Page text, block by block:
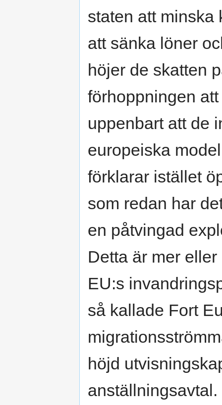
staten att minska
att sänka löner
höjer de skatten
förhoppningen
uppenbart att de
europeiska
förklarar istället
som redan har
en påtvingad
Detta är mer
EU:s
så kallade Fort
höjd